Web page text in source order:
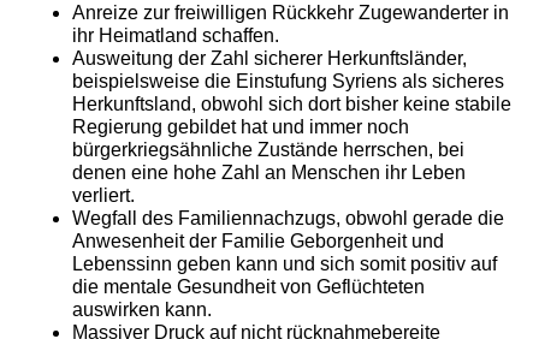
Anreize zur freiwilligen Rückkehr Zugewanderter in
ihr Heimatland schaffen.
Ausweitung der Zahl sicherer Herkunftsländer,
beispielsweise die Einstufung Syriens als sicheres
Herkunftsland, obwohl sich dort bisher keine stabile
Regierung gebildet hat und immer noch
bürgerkriegsähnliche Zustände herrschen, bei
denen eine hohe Zahl an Menschen ihr Leben
verliert.
Wegfall des Familiennachzugs, obwohl gerade die
Anwesenheit der Familie Geborgenheit und
Lebenssinn geben kann und sich somit positiv auf
die mentale Gesundheit von Geflüchteten
auswirken kann.
Massiver Druck auf nicht rücknahmebereite